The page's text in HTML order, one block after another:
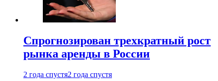
Спрогнозирован трехкратный рост
рынка аренды в России
2 года спустя2 года спустя